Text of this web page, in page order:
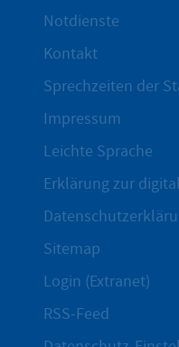
Notdienste
Kontakt
Sprechzeiten der
Impressum
Leichte Sprache
Erklärung zur
Sitemap
Login (Extranet)
RSS-Feed